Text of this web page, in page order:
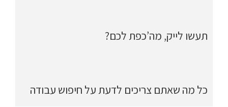
תעשו לייק, מה’כפת לכם?
כל מה שאתם צריכים לדעת על חיפוש עבודה